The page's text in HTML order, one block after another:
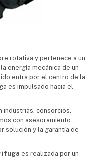
rotativa y pertenece a un
energía mecánica de un
entra por el centro de la
es impulsado hacia el
industrias, consorcios,
con asesoramiento
solución y la garantía de
es realizada por un